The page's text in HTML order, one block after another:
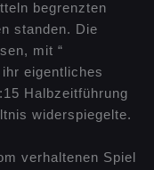
begrenzten
standen. Die
mit “
eigentliches
Halbzeitführung
widerspiegelte.
verhaltenen Spiel